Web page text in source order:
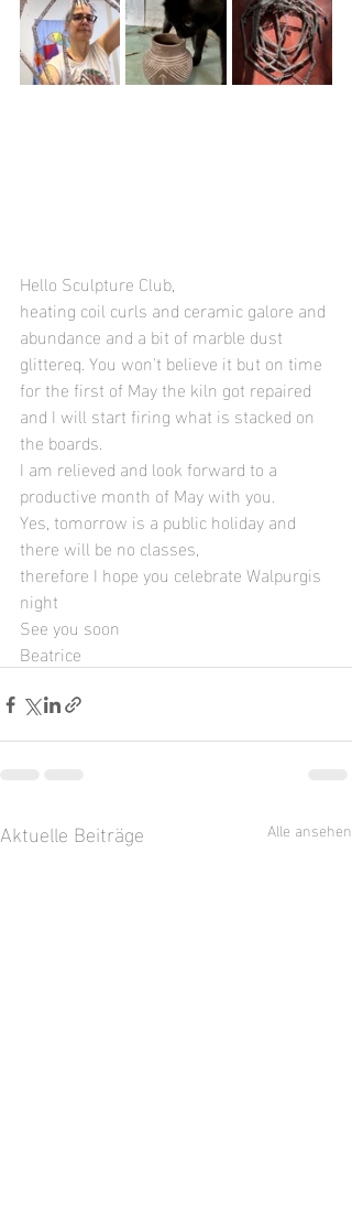
Hello Sculpture Club,
heating coil curls and ceramic galore and
abundance and a bit of marble dust
glittereq. You won't believe it but on time
for the first of May the kiln got repaired
and I will start firing what is stacked on
the boards.
I am relieved and look forward to a
productive month of May with you.
Yes, tomorrow is a public holiday and
there will be no classes,
therefore I hope you celebrate Walpurgis
night
See you soon
Beatrice
Aktuelle Beiträge Alle ansehen